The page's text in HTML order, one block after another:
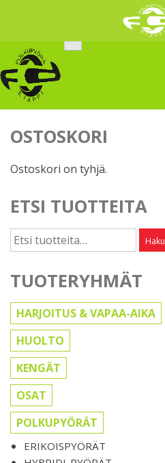
content
OSTOSKORI
Ostoskori on tyhjä.
ETSI TUOTTEITA
Etsi: Haku
TUOTERYHMÄT
HARJOITUS & VAPAA-AIKA
HUOLTO
KENGÄT
OSAT
POLKUPYÖRÄT
ERIKOISPYÖRÄT